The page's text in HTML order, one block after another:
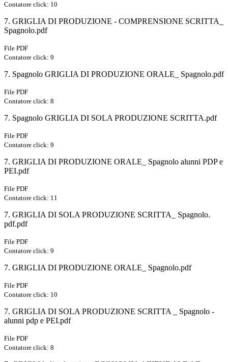
Contatore click: 10
7. GRIGLIA DI PRODUZIONE - COMPRENSIONE SCRITTA_
Spagnolo.pdf
File PDF
Contatore click: 9
7. Spagnolo GRIGLIA DI PRODUZIONE ORALE_ Spagnolo.pdf
File PDF
Contatore click: 8
7. Spagnolo GRIGLIA DI SOLA PRODUZIONE SCRITTA.pdf
File PDF
Contatore click: 9
7. GRIGLIA DI PRODUZIONE ORALE_ Spagnolo alunni PDP e
PEI.pdf
File PDF
Contatore click: 11
7. GRIGLIA DI SOLA PRODUZIONE SCRITTA_ Spagnolo.
pdf.pdf
File PDF
Contatore click: 9
7. GRIGLIA DI PRODUZIONE ORALE_ Spagnolo.pdf
File PDF
Contatore click: 10
7. GRIGLIA DI SOLA PRODUZIONE SCRITTA _ Spagnolo -
alunni pdp e PEI.pdf
File PDF
Contatore click: 8